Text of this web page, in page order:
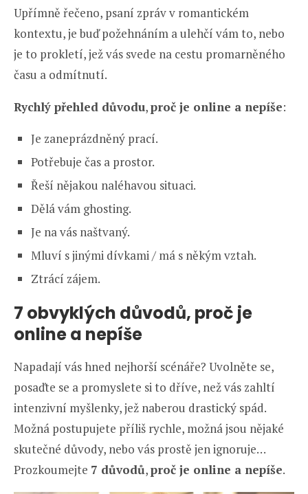
Upřímně řečeno, psaní zpráv v romantickém
kontextu, je buď požehnáním a ulehčí vám to, nebo
je to prokletí, jež vás svede na cestu promarněného
času a odmítnutí.
Rychlý přehled důvodu,proč je online a nepíše:
Je zaneprázdněný prací.
Potřebuje čas a prostor.
Řeší nějakou naléhavou situaci.
Dělá vám ghosting.
Je na vás naštvaný.
Mluví s jinými dívkami / má s někým vztah.
Ztrácí zájem.
7 obvyklých důvodů, proč je
online a nepíše
Napadají vás hned nejhorší scénáře? Uvolněte se,
posaďte se a promyslete si to dříve, než vás zahltí
intenzivní myšlenky, jež naberou drastický spád.
Možná postupujete příliš rychle, možná jsou nějaké
skutečné důvody, nebo vás prostě jen ignoruje…
Prozkoumejte 7 důvodů,proč je online a nepíše.